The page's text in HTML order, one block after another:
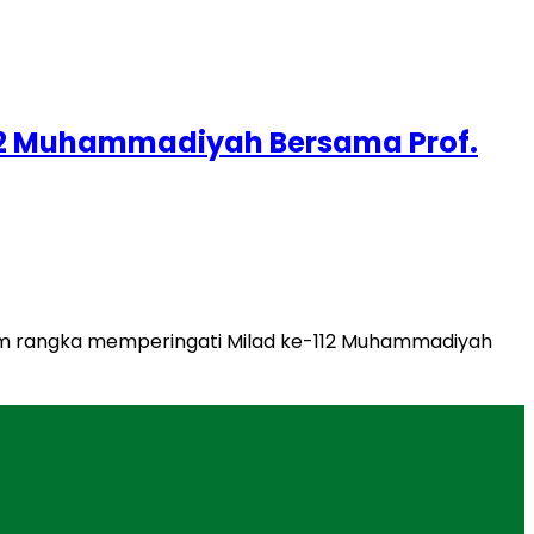
Muhammadiyah Bersama Prof.
rangka memperingati Milad ke-112 Muhammadiyah